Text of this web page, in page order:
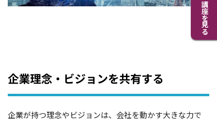
企業理念・ビジョンを共有する
企業が持つ理念やビジョンは、会社を動かす大きな力で